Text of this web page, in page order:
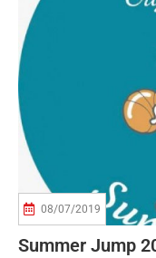
08/07/2019
Summer Jump